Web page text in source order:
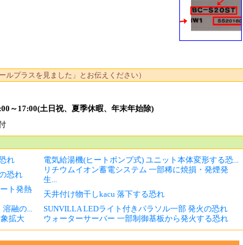
ルプラスを見ました」とお伝えください）
～17:00(土日祝、夏季休暇、年末年始除)
れ
電気給湯機(ヒートポンプ式) ユニット本体変形する恐...
恐れ
リチウムイオン蓄電システム 一部稀に焼損・発煙発
生...
ト発熱
天井付け物干しkacu 落下する恐れ
溶融の...
SUNVILLA LEDライト付きパラソル一部 発火の恐れ
拡大
ウォーターサーバー 一部制御基板から発火する恐れ